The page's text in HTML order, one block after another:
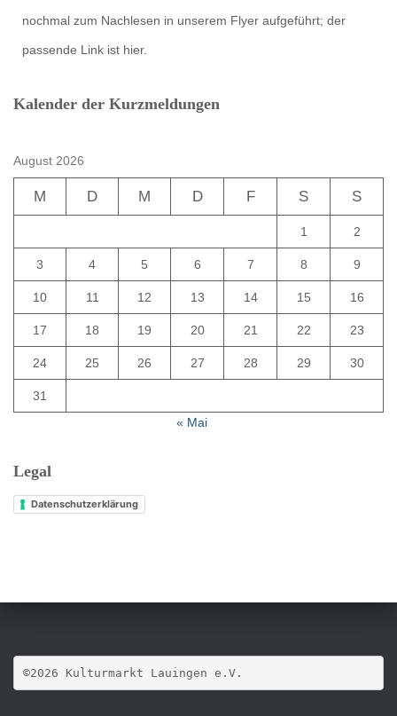
nochmal zum Nachlesen in unserem Flyer aufgeführt; der
passende Link ist hier.
Kalender der Kurzmeldungen
August 2026
M D M D F S S
1 2
3 4 5 6 7 8 9
10 11 12 13 14 15 16
17 18 19 20 21 22 23
24 25 26 27 28 29 30
31
« Mai
Legal
Datenschutzerklärung
©2026 Kulturmarkt Lauingen e.V.